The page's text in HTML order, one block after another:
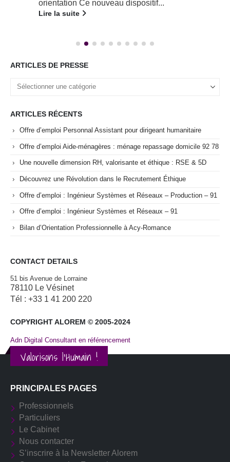
orientation Ce nouveau dispositif...
Lire la suite
ARTICLES DE PRESSE
ARTICLES RÉCENTS
Offre d’emploi Personnal Assistant pour dirigeant humanitaire
Offre d’emploi Aide-ménagères : ménage repassage domicile 92 78
Une nouvelle dimension RH, valorisante et éthique : RSE & 5D
Découvrez une Révolution dans le Recrutement Éthique
Offre d’emploi : Ingénieur Systèmes et Réseaux – Production – 91
Offre d’emploi : Ingénieur Systèmes et Réseaux – 91
Bilan d’Orientation Professionnelle à Acy-Romance
CONTACT DETAILS
51 bis Avenue de Lorraine
78110 Le Vésinet
Tél : +33 1 41 200 220
COPYRIGHT ALOREM © 2005-2024
Adn Digital Consultant en référencement
Valorisons l'Humain !
PRINCIPALES PAGES
Professionnels
Particuliers
Le Cabinet
Nous contacter
S’inscrire à la Newsletter Alorem